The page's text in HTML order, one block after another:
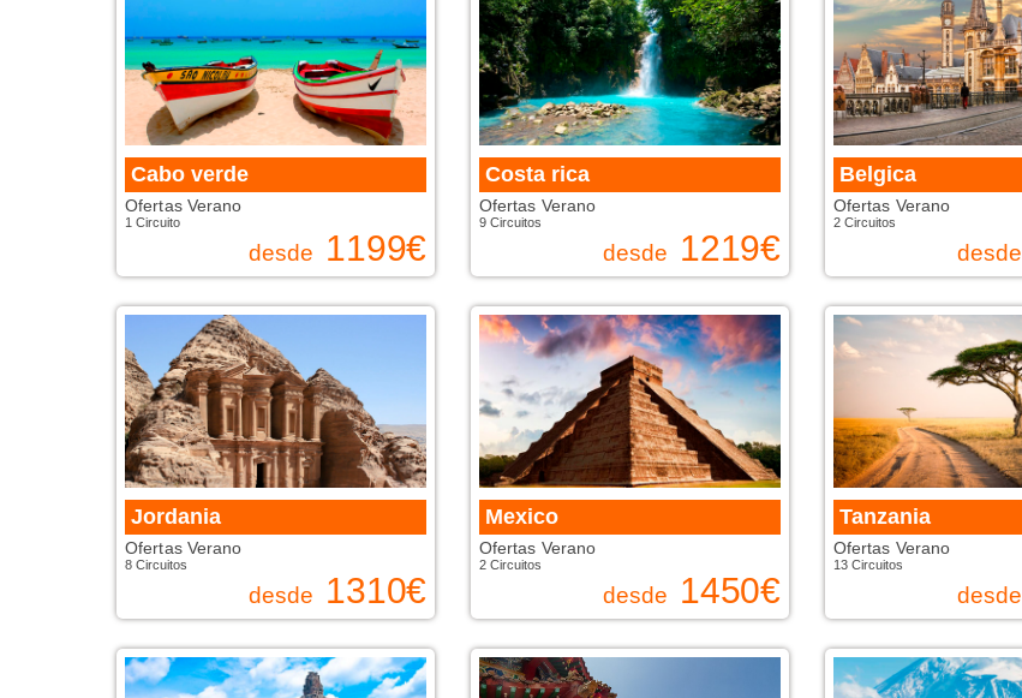
Cabo verde
Ofertas Verano
1 Circuito
desde 1199€
Costa rica
Ofertas Verano
9 Circuitos
desde 1219€
Belgica
Ofertas Verano
2 Circuitos
desde
Jordania
Ofertas Verano
8 Circuitos
desde 1310€
Mexico
Ofertas Verano
2 Circuitos
desde 1450€
Tanzania
Ofertas Verano
13 Circuitos
desde